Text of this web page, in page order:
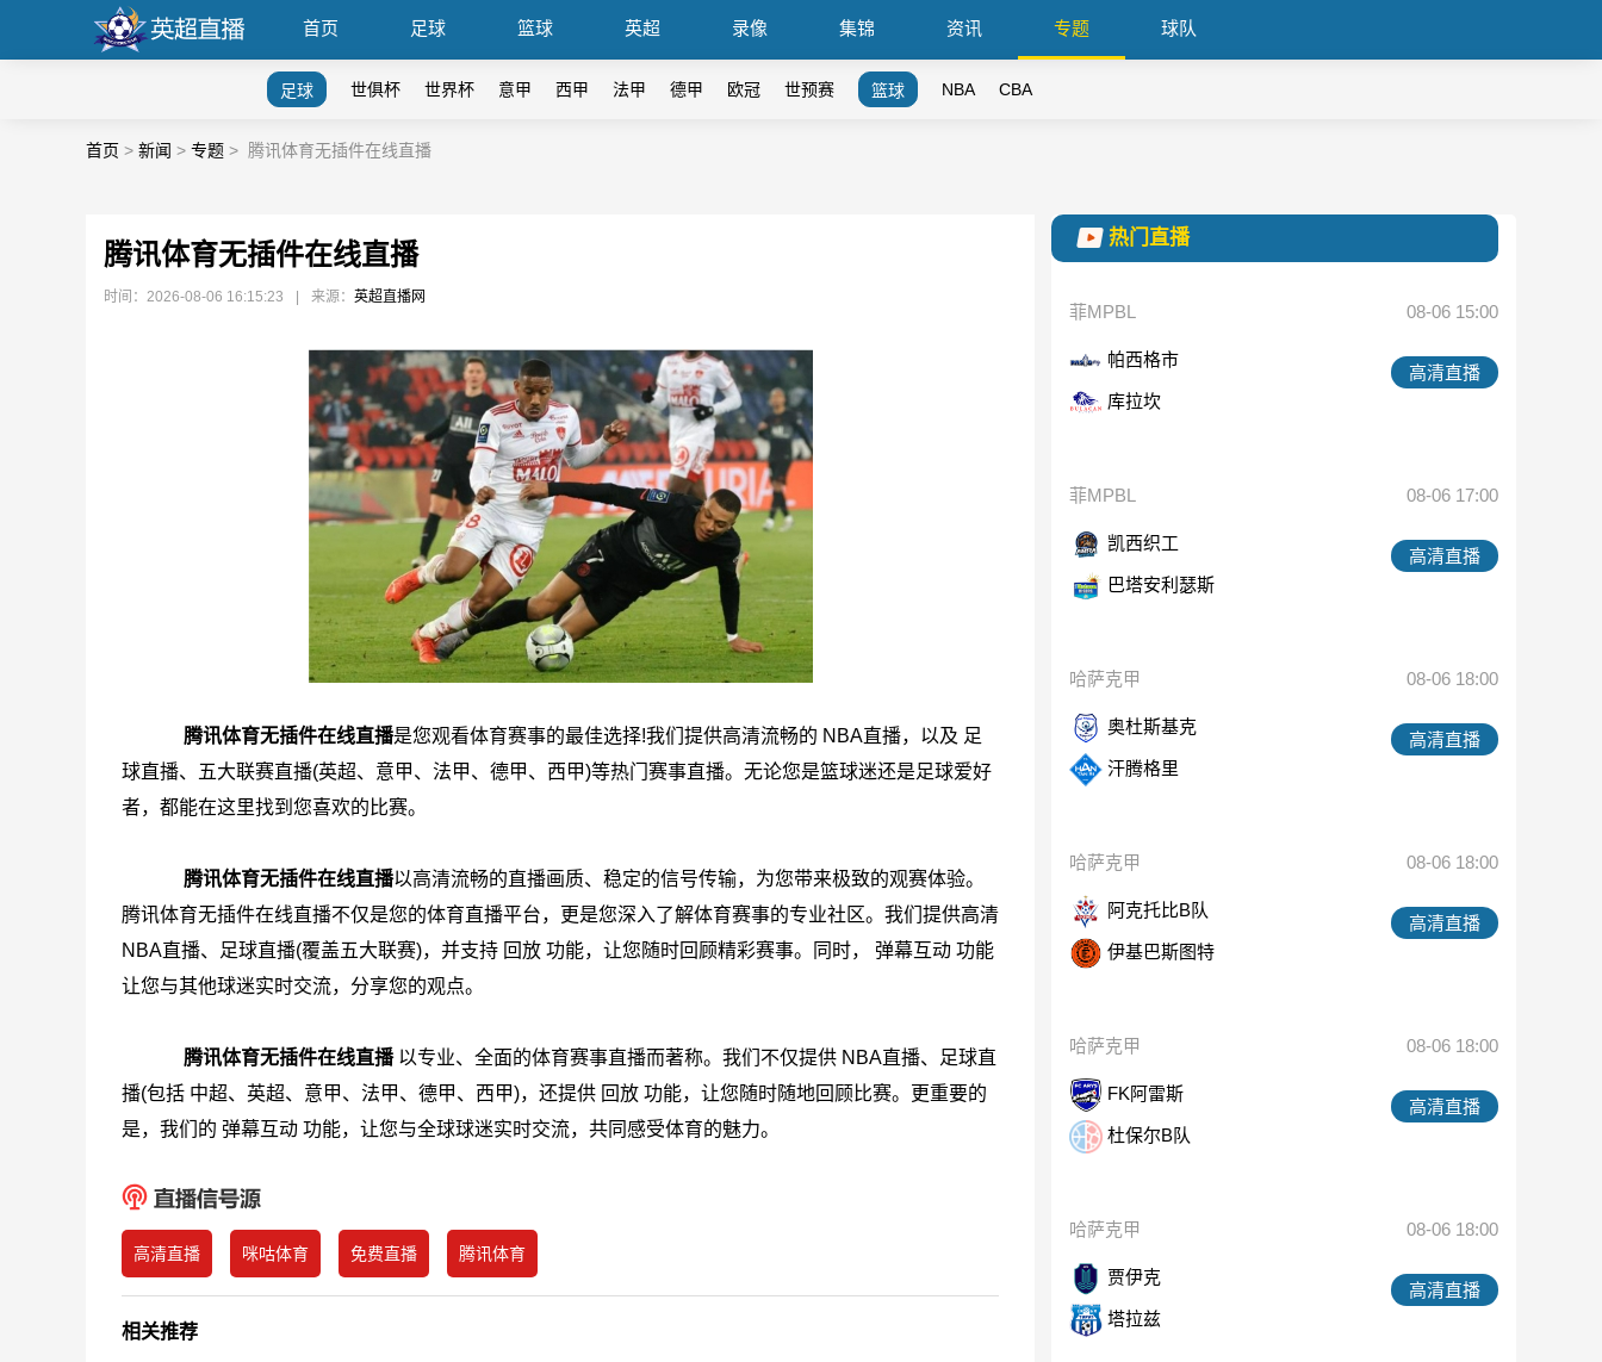
首页 足球 篮球 英超 录像 集锦 资讯 专题 球队
足球 世俱杯 世界杯 意甲 西甲 法甲 德甲 欧冠 世预赛 篮球 NBA CBA
首页 > 新闻 > 专题 > 腾讯体育无插件在线直播
腾讯体育无插件在线直播
时间：2026-08-06 16:15:23 来源： 英超直播网
腾讯体育无插件在线直播是您观看体育赛事的最佳选择!我们提供高清流畅的 NBA直播，以及 足
球直播、五大联赛直播(英超、意甲、法甲、德甲、西甲)等热门赛事直播。无论您是篮球迷还是足球爱好
者，都能在这里找到您喜欢的比赛。
腾讯体育无插件在线直播以高清流畅的直播画质、稳定的信号传输，为您带来极致的观赛体验。
腾讯体育无插件在线直播不仅是您的体育直播平台，更是您深入了解体育赛事的专业社区。我们提供高清
NBA直播、足球直播(覆盖五大联赛)，并支持 回放 功能，让您随时回顾精彩赛事。同时， 弹幕互动 功能
让您与其他球迷实时交流，分享您的观点。
腾讯体育无插件在线直播以专业、全面的体育赛事直播而著称。我们不仅提供 NBA直播、足球直
播(包括 中超、英超、意甲、法甲、德甲、西甲)，还提供 回放 功能，让您随时随地回顾比赛。更重要的
是，我们的 弹幕互动 功能，让您与全球球迷实时交流，共同感受体育的魅力。
高清直播 咪咕体育 免费直播 腾讯体育
相关推荐
热门直播
菲MPBL 08-06 15:00
帕西格市
库拉坎
高清直播
菲MPBL 08-06 17:00
凯西织工
巴塔安利瑟斯
高清直播
哈萨克甲 08-06 18:00
奥杜斯基克
汗腾格里
高清直播
哈萨克甲 08-06 18:00
阿克托比B队
伊基巴斯图特
高清直播
哈萨克甲 08-06 18:00
FK阿雷斯
杜保尔B队
高清直播
哈萨克甲 08-06 18:00
贾伊克
塔拉兹
高清直播